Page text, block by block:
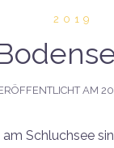
2019
AM
Schluchsee